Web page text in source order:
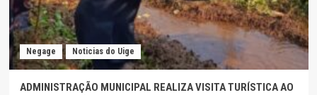
Negage Noticias do Uige
ADMINISTRAÇÃO MUNICIPAL REALIZA VISITA TURÍSTICA AO